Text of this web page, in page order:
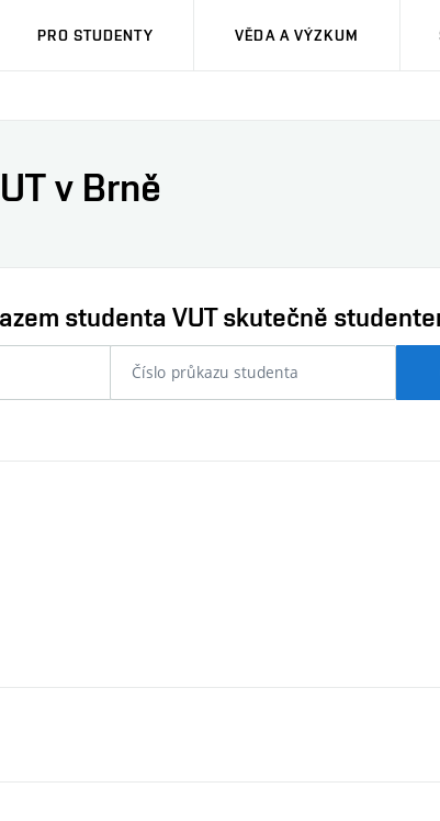
PRO STUDENTY VĚDA A VÝZKUM
v Brně
studenta VUT skutečně
číslo